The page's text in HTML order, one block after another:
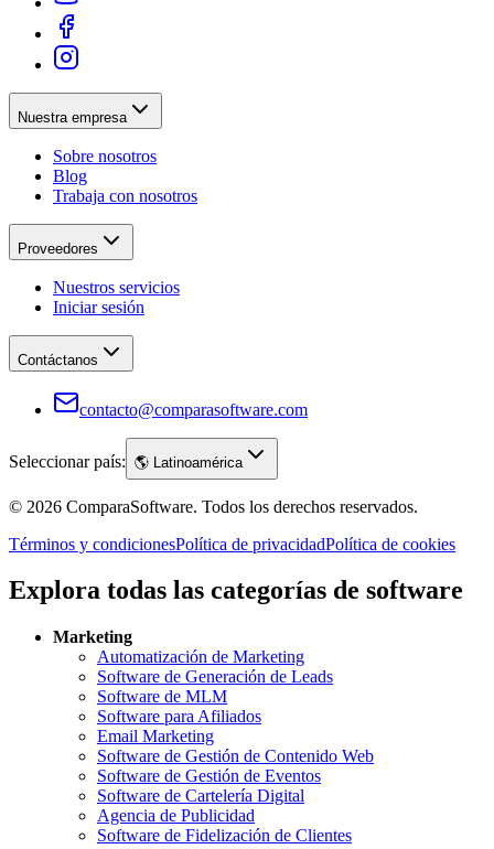
Nuestra empresa
Sobre nosotros
Blog
Trabaja con nosotros
Proveedores
Nuestros servicios
Iniciar sesión
Contáctanos
contacto@comparasoftware.com
Seleccionar país: 🌎 Latinoamérica
© 2026 ComparaSoftware. Todos los derechos reservados.
Términos y condicionesPolítica de privacidadPolítica de cookies
Explora todas las categorías de software
Marketing
Automatización de Marketing
Software de Generación de Leads
Software de MLM
Software para Afiliados
Email Marketing
Software de Gestión de Contenido Web
Software de Gestión de Eventos
Software de Cartelería Digital
Agencia de Publicidad
Software de Fidelización de Clientes